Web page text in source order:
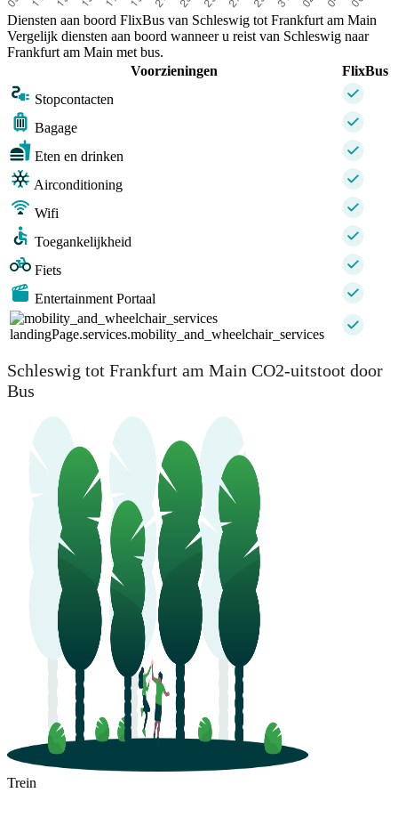
Diensten aan boord FlixBus van Schleswig tot Frankfurt am Main
Vergelijk diensten aan boord wanneer u reist van Schleswig naar
Frankfurt am Main met bus.
Voorzieningen
FlixBus
Stopcontacten
Bagage
Eten en drinken
Airconditioning
Wifi
Toegankelijkheid
Fiets
Entertainment Portaal
landingPage.services.mobility_and_wheelchair_services
Schleswig tot Frankfurt am Main CO2-uitstoot door
Bus
Trein